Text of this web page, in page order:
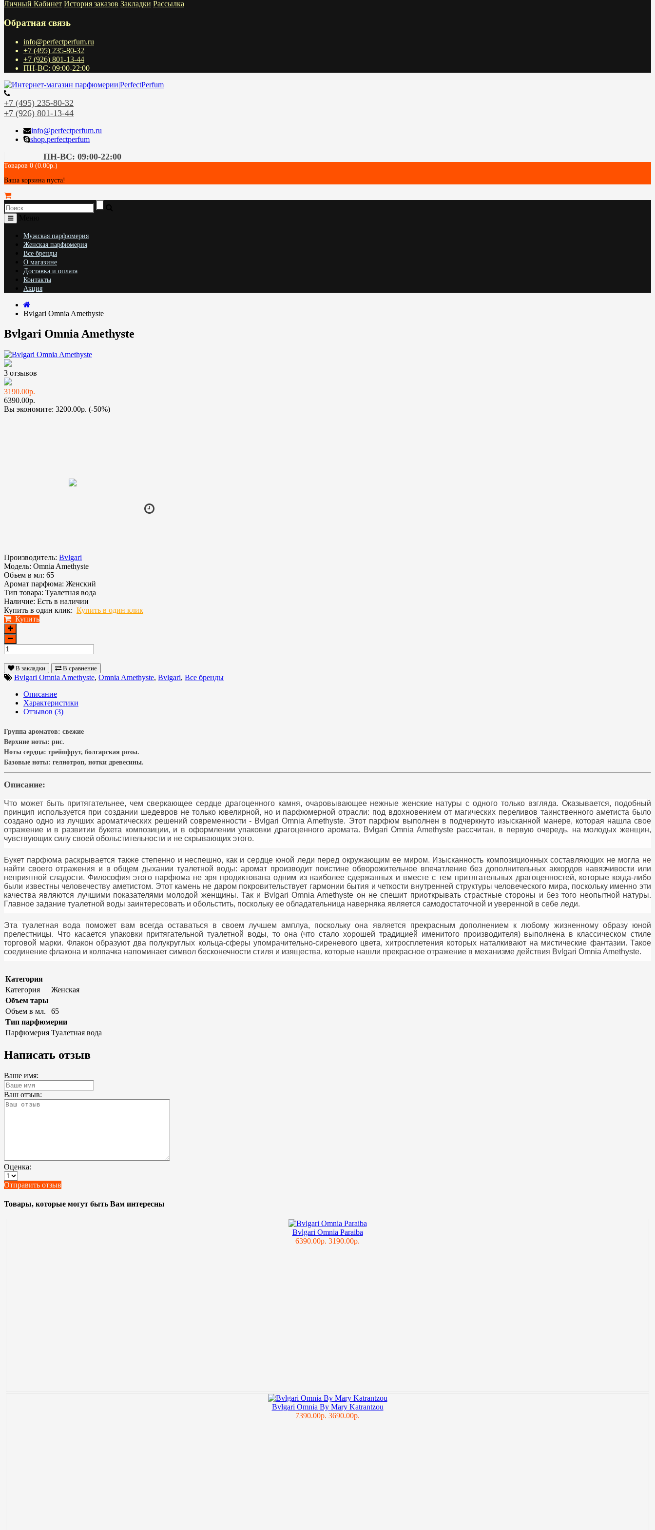
Личный Кабинет История заказов Закладки Рассылка
Обратная связь
info@perfectperfum.ru
+7 (495) 235-80-32
+7 (926) 801-13-44
ПН-ВС: 09:00-22:00
+7 (495) 235-80-32
+7 (926) 801-13-44
info@perfectperfum.ru
shop.perfectperfum
ПН-ВС: 09:00-22:00
Товаров 0 (0.00р.)
Ваша корзина пуста!
Мужская парфюмерия
Женская парфюмерия
Все бренды
О магазине
Доставка и оплата
Контакты
Акция
Bvlgari Omnia Amethyste
Bvlgari Omnia Amethyste
3 отзывов
3190.00р.
6390.00р.
Вы экономите: 3200.00р. (-50%)
Производитель: Bvlgari
Модель: Omnia Amethyste
Объем в мл: 65
Аромат парфюма: Женский
Тип товара: Туалетная вода
Наличие: Есть в наличии
Купить в один клик: Купить в один клик
Купить
В закладки В сравнение
Bvlgari Omnia Amethyste, Omnia Amethyste, Bvlgari, Все бренды
Описание
Характеристики
Отзывов (3)
Группа ароматов: свежие
Верхние ноты: рис.
Ноты сердца: грейпфрут, болгарская розы.
Базовые ноты: гелиотроп, нотки древесины.
Описание:
Что может быть притягательнее, чем сверкающее сердце драгоценного камня, очаровывающее нежные женские натуры с одного только взгляда. Оказывается, подобный
принцип используется при создании шедевров не только ювелирной, но и парфюмерной отрасли: под вдохновением от магических переливов таинственного аметиста было
создано одно из лучших ароматических решений современности - Bvlgari Omnia Amethyste. Этот парфюм выполнен в подчеркнуто изысканной манере, которая нашла свое
отражение и в развитии букета композиции, и в оформлении упаковки драгоценного аромата. Bvlgari Omnia Amethyste рассчитан, в первую очередь, на молодых женщин,
чувствующих силу своей обольстительности и не скрывающих этого.
Букет парфюма раскрывается также степенно и неспешно, как и сердце юной леди перед окружающим ее миром. Изысканность композиционных составляющих не могла не
найти своего отражения и в общем дыхании туалетной воды: аромат производит поистине обворожительное впечатление без дополнительных аккордов навязчивости или
неприятной сладости. Философия этого парфюма не зря продиктована одним из наиболее сдержанных и вместе с тем притягательных драгоценностей, которые когда-либо
были известны человечеству аметистом. Этот камень не даром покровительствует гармонии бытия и четкости внутренней структуры человеческого мира, поскольку именно эти
качества являются лучшими показателями молодой женщины. Так и Bvlgari Omnia Amethyste он не спешит приоткрывать страстные стороны и без того неопытной натуры.
Главное задание туалетной воды заинтересовать и обольстить, поскольку ее обладательница наверняка является самодостаточной и уверенной в себе леди.
Эта туалетная вода поможет вам всегда оставаться в своем лучшем амплуа, поскольку она является прекрасным дополнением к любому жизненному образу юной
прелестницы. Что касается упаковки притягательной туалетной воды, то она (что стало хорошей традицией именитого производителя) выполнена в классическом стиле
торговой марки. Флакон образуют два полукруглых кольца-сферы упомрачительно-сиреневого цвета, хитросплетения которых наталкивают на мистические фантазии. Такое
соединение флакона и колпачка напоминает символ бесконечности стиля и изящества, которые нашли прекрасное отражение в механизме действия Bvlgari Omnia Amethyste.
Категория
Категория
Женская
Объем тары
Объем в мл.
65
Тип парфюмерии
Парфюмерия Туалетная вода
Написать отзыв
Ваше имя:
Ваш отзыв:
Оценка:
Отправить отзыв
Товары, которые могут быть Вам интересны
Bvlgari Omnia Paraiba
6390.00р. 3190.00р.
Bvlgari Omnia By Mary Katrantzou
7390.00р. 3690.00р.